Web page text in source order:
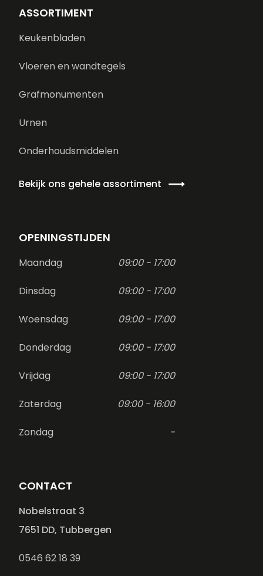
ASSORTIMENT
Keukenbladen
Vloeren en wandtegels
Grafmonumenten
Urnen
Onderhoudsmiddelen
Bekijk ons gehele assortiment
OPENINGSTIJDEN
Maandag 09:00 - 17:00
Dinsdag 09:00 - 17:00
Woensdag 09:00 - 17:00
Donderdag 09:00 - 17:00
Vrijdag 09:00 - 17:00
Zaterdag 09:00 - 16:00
Zondag -
CONTACT
Nobelstraat 3
7651 DD, Tubbergen
0546 62 18 39